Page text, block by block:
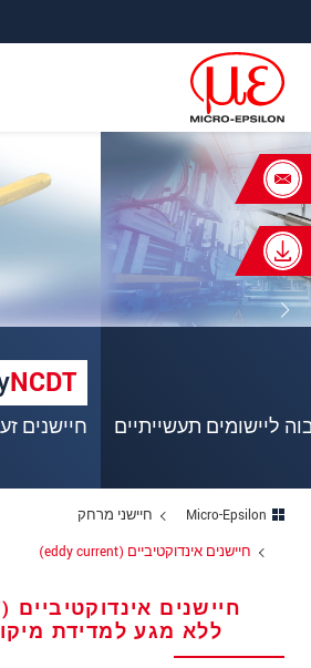
חיישנים זעירים עבור חללי התקנה
Micro-Epsilon
חיישני מרחק
חיישנים אינדוקטיביים (eddy current)
ללא מגע למדידת
×
Your request for: חיישנים
אינדוקטיביים (eddy current)
כותרת
כתובת
מיקוד
טלפון